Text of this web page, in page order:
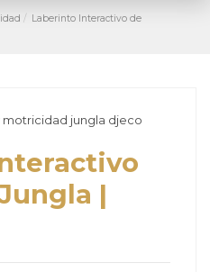
Laberinto Interactivo de
|